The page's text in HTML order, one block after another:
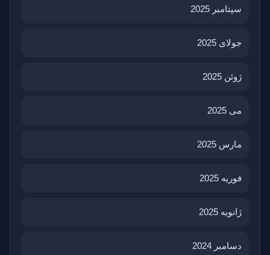
سپتامبر 2025
جولای 2025
ژوئن 2025
می 2025
مارس 2025
فوریه 2025
ژانویه 2025
دسامبر 2024